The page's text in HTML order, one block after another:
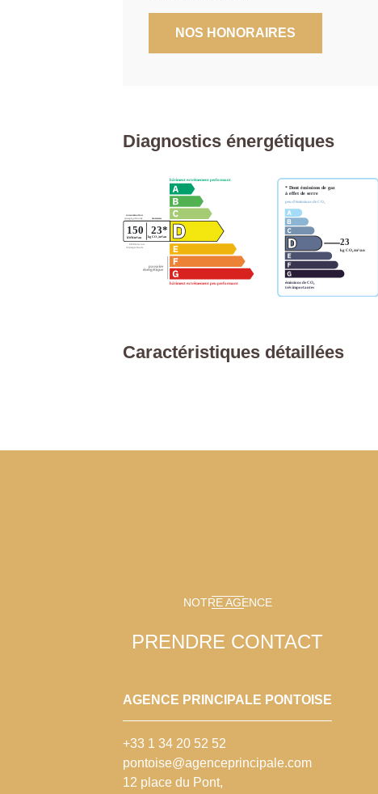
NOS HONORAIRES
Diagnostics énergétiques
Caractéristiques détaillées
NOTRE AGENCE
PRENDRE CONTACT
AGENCE PRINCIPALE PONTOISE
+33 1 34 20 52 52
pontoise@agenceprincipale.com
12 place du Pont,